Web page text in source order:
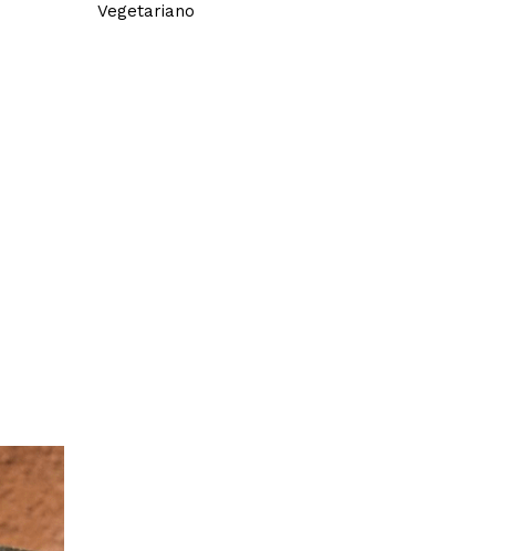
Vegetariano